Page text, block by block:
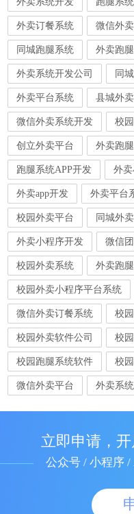
外卖订餐系统 微信外
同城跑腿系统 外卖跑
外卖系统开发公司 同
外卖平台系统 县城外
微信外卖系统开发 校
创立外卖平台 外卖跑
跑腿系统APP开发 外
外卖app开发 外卖平台
校园外卖平台 同城外
外卖小程序开发 微信
校园外卖系统 外卖跑
校园外卖小程序平台系统
微信外卖订餐系统 校
校园外卖软件公司 校
校园跑腿系统软件 校
微信外卖平台 外卖系统
立即申请，
公众号 / 小程序 /